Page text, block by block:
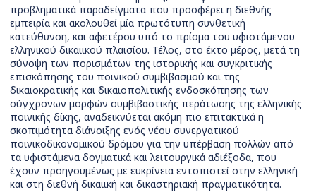
προβληματικά παραδείγματα που προσφέρει η διεθνής
εμπειρία και ακολουθεί μία πρωτότυπη συνθετική
κατεύθυνση, και αφετέρου υπό το πρίσμα του υφιστάμενου
ελληνικού δικαιικού πλαισίου. Τέλος, στο έκτο μέρος, μετά τη
σύνοψη των πορισμάτων της ιστορικής και συγκριτικής
επισκόπησης του ποινικού συμβιβασμού και της
δικαιοκρατικής και δικαιοπολιτικής ενδοσκόπησης των
σύγχρονων μορφών συμβιβαστικής περάτωσης της ελληνικής
ποινικής δίκης, αναδεικνύεται ακόμη πιο επιτακτικά η
σκοπιμότητα διάνοιξης ενός νέου συνεργατικού
ποινικοδικονομικού δρόμου για την υπέρβαση πολλών από
τα υφιστάμενα δογματικά και λειτουργικά αδιέξοδα, που
έχουν προηγουμένως με ευκρίνεια εντοπιστεί στην ελληνική
και στη διεθνή δικαιική και δικαστηριακή πραγματικότητα.